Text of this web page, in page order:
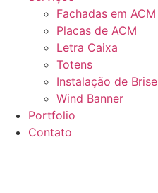
Fachadas em ACM
Placas de ACM
Letra Caixa
Totens
Instalação de Brise
Wind Banner
Portfolio
Contato